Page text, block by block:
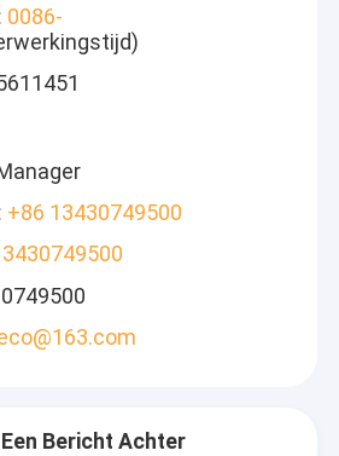
0086-
+86 13430749500
Bericht Achter